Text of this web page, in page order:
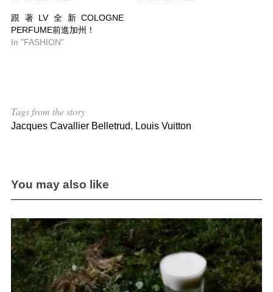
跟著LV全新COLOGNE
PERFUME前進加州！
In "FASHION"
Tags from the story
Jacques Cavallier Belletrud, Louis Vuitton
You may also like